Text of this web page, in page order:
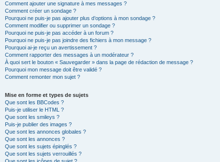
Comment ajouter une signature à mes messages ?
Comment créer un sondage ?
Pourquoi ne puis-je pas ajouter plus d’options à mon sondage ?
Comment modifier ou supprimer un sondage ?
Pourquoi ne puis-je pas accéder à un forum ?
Pourquoi ne puis-je pas joindre des fichiers à mon message ?
Pourquoi ai-je reçu un avertissement ?
Comment rapporter des messages à un modérateur ?
À quoi sert le bouton « Sauvegarder » dans la page de rédaction de message ?
Pourquoi mon message doit être validé ?
Comment remonter mon sujet ?
Mise en forme et types de sujets
Que sont les BBCodes ?
Puis-je utiliser le HTML ?
Que sont les smileys ?
Puis-je publier des images ?
Que sont les annonces globales ?
Que sont les annonces ?
Que sont les sujets épinglés ?
Que sont les sujets verrouillés ?